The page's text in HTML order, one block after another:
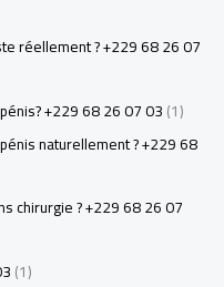
réellement ? +229 68 26 07
+229 68 26 07 03(1)
naturellement ? +229 68
chirurgie ? +229 68 26 07
(1)